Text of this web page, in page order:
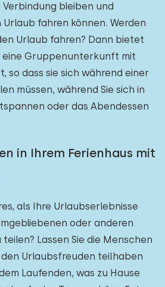
bleiben und
fahren können. Werden
Urlaub fahren? Dann bietet
eine Gruppenunterkunft mit
so dass sie sich während einer
müssen, während Sie sich in
oder das Abendessen
in Ihrem Ferienhaus mit
als Ihre Urlaubserlebnisse
oder anderen
Lassen Sie die Menschen
den Urlaubsfreuden teilhaben
Laufenden, was zu Hause